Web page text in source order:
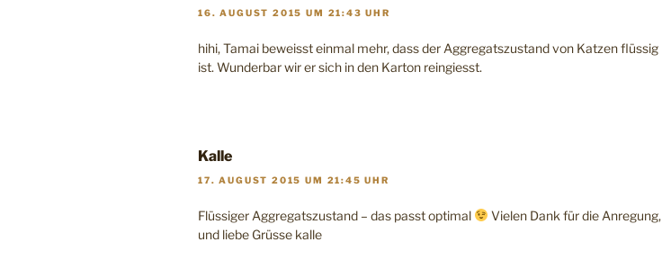
16. AUGUST 2015 UM 21:43 UHR
hihi, Tamai beweisst einmal mehr, dass der Aggregatszustand von Katzen flüssig
ist. Wunderbar wir er sich in den Karton reingiesst.
Kalle
17. AUGUST 2015 UM 21:45 UHR
Flüssiger Aggregatszustand – das passt optimal
Vielen Dank für die Anregung,
und liebe Grüsse kalle